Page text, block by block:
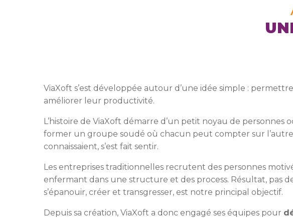
ViaXoft s’est développée autour d’une idée simple :
améliorer leur productivité.
L’histoire de ViaXoft démarre d’un petit noyau de
former un groupe soudé où chacun peut compter sur
connaissaient, s’est fait sentir.
Les entreprises traditionnelles recrutent des personnes
enfermant dans une structure et des process. Résultat, pas
s’épanouir, créer et transgresser, est notre principal objectif.
Depuis sa création, ViaXoft a donc engagé ses équipes pour